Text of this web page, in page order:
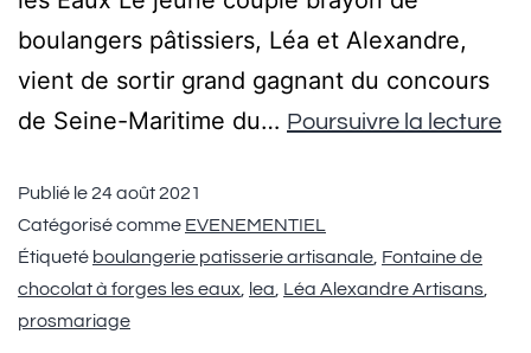
boulangers pâtissiers, Léa et Alexandre,
vient de sortir grand gagnant du concours
de Seine-Maritime du… Poursuivre la lecture
Publié le24 août 2021
Catégorisé comme EVENEMENTIEL
Étiqueté boulangerie patisserie artisanale, Fontaine de
chocolat à forges les eaux, lea, Léa Alexandre Artisans,
prosmariage